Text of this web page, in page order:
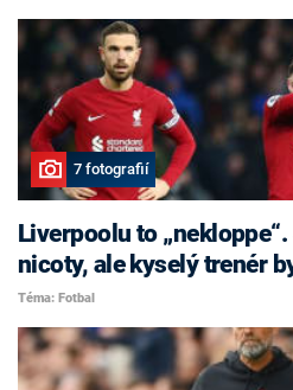
7 fotografií
Liverpoolu to
nicoty, ale kyselý trenér
Téma: Fotbal